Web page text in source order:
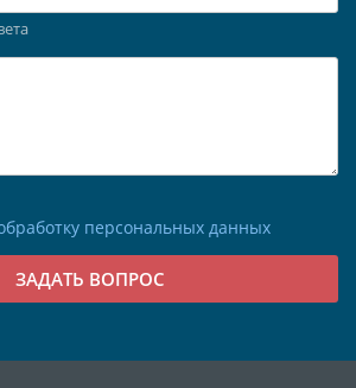
персональных данных